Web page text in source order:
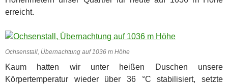
erreicht.
Ochsenstall, Übernachtung auf 1036 m Höhe
Kaum hatten wir unter heißen Duschen unsere
Körpertemperatur wieder über 36 °C stabilisiert, setzte